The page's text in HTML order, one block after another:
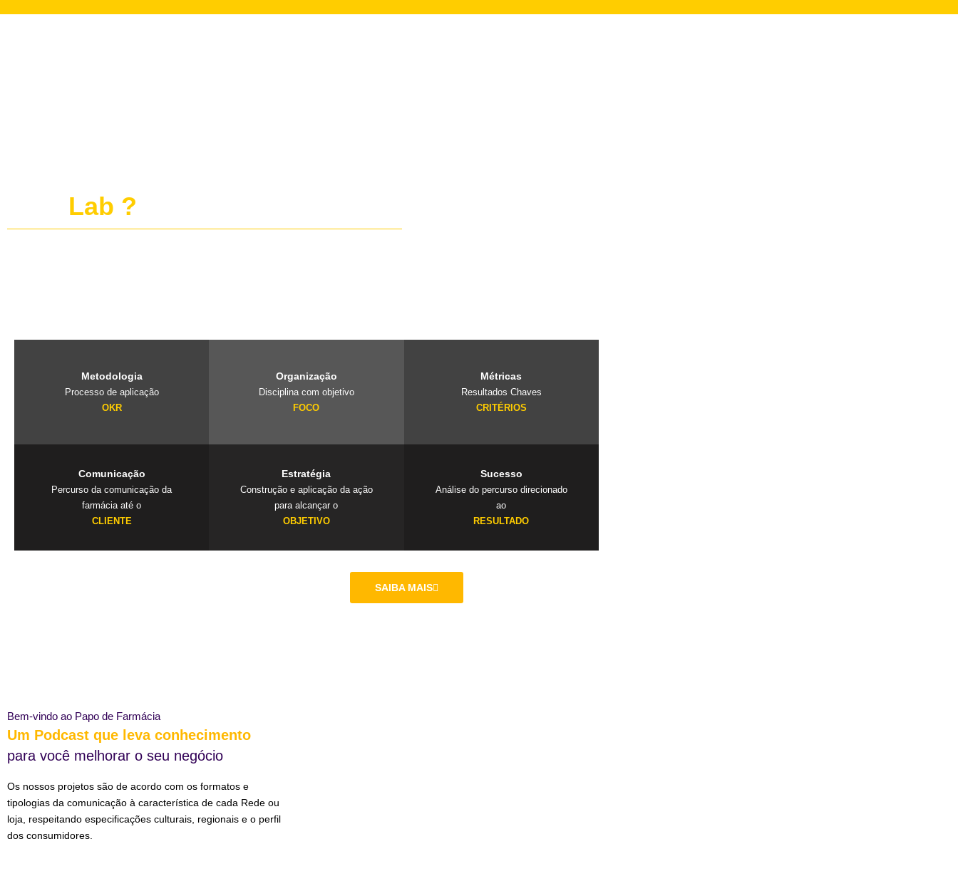
Lab ?
Metodologia
Processo de aplicação
OKR
Organização
Disciplina com objetivo
FOCO
Métricas
Resultados Chaves
CRITÉRIOS
Comunicação
Percurso da comunicação da
farmácia até o
CLIENTE
Estratégia
Construção e aplicação da ação
para alcançar o
OBJETIVO
Sucesso
Análise do percurso direcionado
ao
RESULTADO
SAIBA MAIS
Bem-vindo ao Papo de Farmácia
Um Podcast que leva conhecimento
para você melhorar o seu negócio
Os nossos projetos são de acordo com os formatos e
tipologias da comunicação à característica de cada Rede ou
loja, respeitando especificações culturais, regionais e o perfil
dos consumidores.